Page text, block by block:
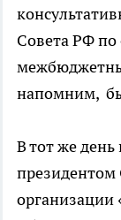
Совета РФ
напомним,
В тот же день
организации